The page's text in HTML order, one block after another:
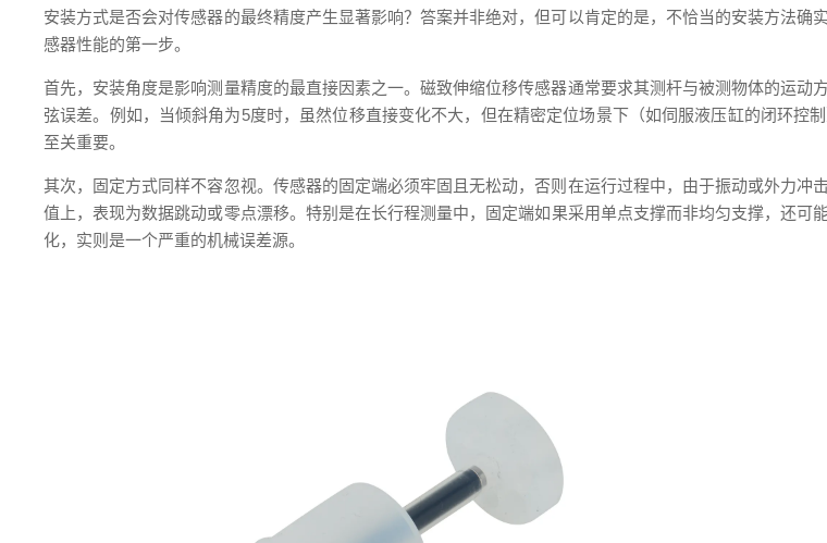
安装方式是否会对传感器的最终精度产生显著影响？答案并非绝对，但可以肯定的是，不恰当的安装方法
感器性能的第一步。
首先，安装角度是影响测量精度的最直接因素之一。磁致伸缩位移传感器通常要求其测杆与被测物体的运
弦误差。例如，当倾斜角为5度时，虽然位移直接变化不大，但在精密定位场景下（如伺服液压缸的闭环
至关重要。
其次，固定方式同样不容忽视。传感器的固定端必须牢固且无松动，否则在运行过程中，由于振动或外力
值上，表现为数据跳动或零点漂移。特别是在长行程测量中，固定端如果采用单点支撑而非均匀支撑，还
化，实则是一个严重的机械误差源。